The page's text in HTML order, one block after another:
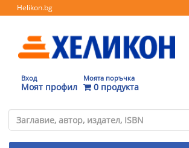
Helikon.bg
Вход
Моят профил
Моята поръчка
0 продукта